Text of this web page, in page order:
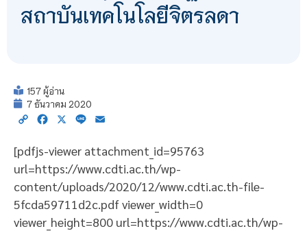
สถาบันเทคโนโลยีจิตรลดา
157 ผู้อ่าน
7 ธันวาคม 2020
Copy Facebook
X Line
[pdfjs-viewer attachment_id=95763
url=https://www.cdti.ac.th/wp-
content/uploads/2020/12/www.cdti.ac.th-file-
5fcda59711d2c.pdf viewer_width=0
viewer_height=800 url=https://www.cdti.ac.th/wp-